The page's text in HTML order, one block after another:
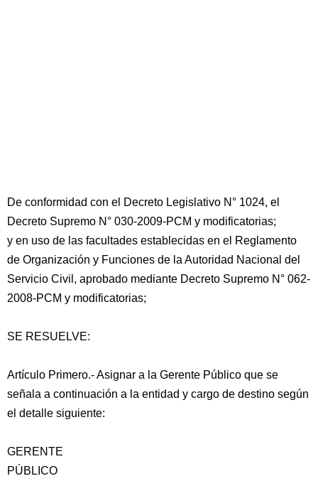
De conformidad con el Decreto Legislativo N° 1024, el
Decreto Supremo N° 030-2009-PCM y modificatorias;
y en uso de las facultades establecidas en el Reglamento
de Organización y Funciones de la Autoridad Nacional del
Servicio Civil, aprobado mediante Decreto Supremo N° 062-
2008-PCM y modificatorias;
SE RESUELVE:
Artículo Primero.- Asignar a la Gerente Público que se
señala a continuación a la entidad y cargo de destino según
el detalle siguiente:
GERENTE
PÚBLICO